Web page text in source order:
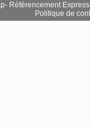
- Référencement Express
Politique de